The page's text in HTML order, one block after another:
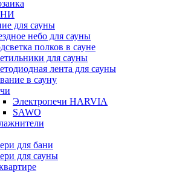
для сауны
небо для сауны
полков в сауне
для сауны
лента для сауны
в сауну
Электропечи HARVIA
SAWO
для бани
для сауны